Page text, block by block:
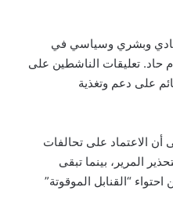
وبشري وسياسي في
حاد. تعليقات الناشطين على
على دعم وتغذية
أن الاعتماد على تحالفات
المرير، بينما تبقى
“القنابل الموقوتة”